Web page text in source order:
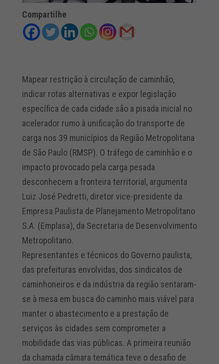
Compartilhe
Mapear restrição à circulação de caminhão,
indicar rotas alternativas e expor legislação
específica de cada cidade são a pisada inicial no
acelerador rumo à unificação do transporte de
carga nos 39 municípios da Região Metropolitana
de São Paulo (RMSP). O tráfego de caminhão e o
impacto provocado pela carga pesada
desconhecem a fronteira territorial, argumenta
Luiz José Pedretti, diretor vice-presidente da
Empresa Paulista de Planejamento Metropolitano
S.A. (Emplasa), da Secretaria de Desenvolvimento
Metropolitano.
Representantes e técnicos do Governo paulista,
das prefeituras envolvidas, dos sindicatos de
caminhoneiros e da indústria da região sentaram-
se à mesa em busca do caminho mais viável para
manter o abastecimento e a prestação de
serviços às cidades sem comprometer a
mobilidade das vias públicas. A primeira reunião
da chamada câmara temática teve o desafio de